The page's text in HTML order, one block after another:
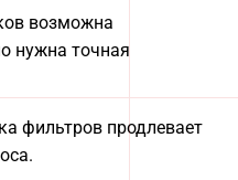
возможна
нужна точная
фильтров продлевает